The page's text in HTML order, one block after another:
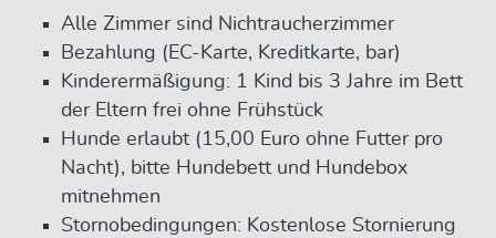
Alle Zimmer sind Nichtraucherzimmer
Bezahlung (EC-Karte, Kreditkarte, bar)
Kinderermäßigung: 1 Kind bis 3 Jahre im Bett
der Eltern frei ohne Frühstück
Hunde erlaubt (15,00 Euro ohne Futter pro
Nacht), bitte Hundebett und Hundebox
mitnehmen
Stornobedingungen: Kostenlose Stornierung